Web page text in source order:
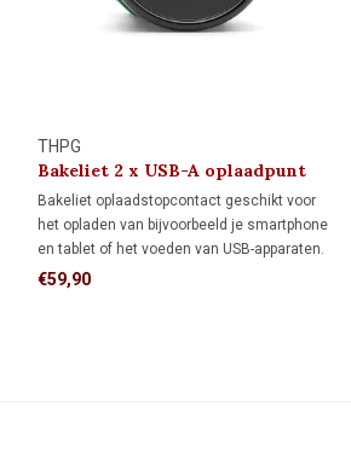
THPG
Bakeliet 2 x USB-A oplaadpunt
Bakeliet oplaadstopcontact geschikt voor
het opladen van bijvoorbeeld je smartphone
en tablet of het voeden van USB-apparaten.
Gelijktijdig opladen van twee apparaten is
€59,90